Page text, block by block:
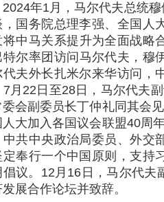
2024年1月，马尔代夫总统
，国务院总理李强、全国人
将中马关系提升为全面战略
特尔率团访问马尔代夫，穆
代夫外长扎米尔来华访问，
7月22日至28日，马尔代夫
委会副委员长丁仲礼同其会
人大加入各国议会联盟40周
中共中央政治局委员、外交
定奉行一个中国原则，支持
倡议。12月16日，马尔代
展合作论坛并致辞。